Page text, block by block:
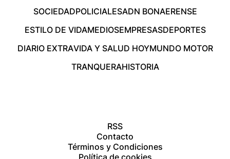
SOCIEDADPOLICIALESADN BONAERENSE
ESTILO DE VIDAMEDIOSEMPRESASDEPORTES
DIARIO EXTRAVIDA Y SALUD HOYMUNDO MOTOR
TRANQUERAHISTORIA
RSS
Contacto
Términos y Condiciones
Política de cookies